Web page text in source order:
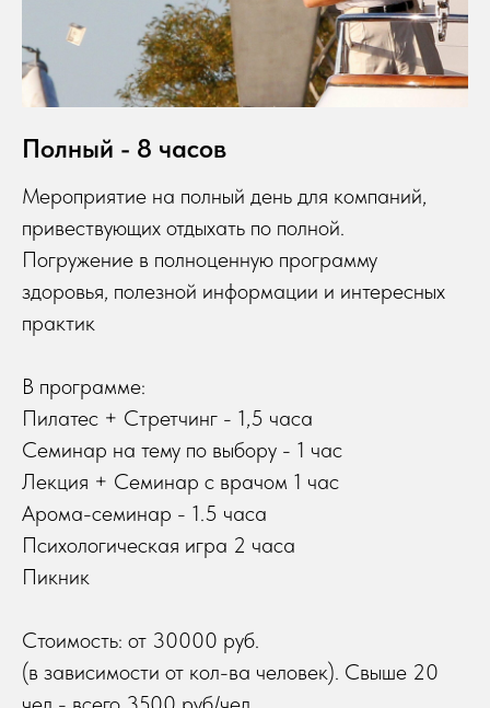
Полный - 8 часов
Мероприятие на полный день для компаний,
привествующих отдыхать по полной.
Погружение в полноценную программу
здоровья, полезной информации и интересных
практик
В программе:
Пилатес + Стретчинг - 1,5 часа
Семинар на тему по выбору - 1 час
Лекция + Семинар с врачом 1 час
Арома-семинар - 1.5 часа
Психологическая игра 2 часа
Пикник
Стоимость: от 30000 руб.
(в зависимости от кол-ва человек). Свыше 20